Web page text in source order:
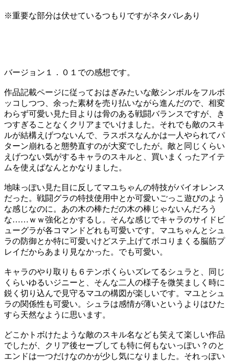
※重要な部分は伏せているつもりですがネタバレあり
バージョン１．０１での感想です。
作品記載ページに従っておはぎみたいな敵シンボルをフルボ
ッコしつつ、余った素材を売り払いながら進んだので、相変
わらず可愛い見た目よりは骨のある戦闘バランスですが、き
つすぎることなくクリアまでいけました。それでも敵のスキ
ルが結構えげつないんで、ラスボスなんかは一人やられてパ
ターン崩れると態勢直すのが大変でしたが。敵と同じくらい
えげつない気がするキャラのスキルと、買いまくったアイテ
ムを使えばなんとかなりました。
地味っぽい見た目に反してマユちゃんの特技がバイオレンス
だった。戦闘グラの特技使用中とか可愛いごっこ遊びのよう
な感じなのに。あの木の棒ただの木の棒じゃないんだろう
な……ｗｗ強化とかするし。そんな感じでキャラのサイドビ
ューグラが各コマンドどれも可愛いです。マユちゃんとシュ
ラの防御とか特に可愛いけどステ上げてボコりまくる脳筋プ
レイだからあまり見なかった。でも可愛い。
キャラのやり取りも６テンポくらいズレてるシュラと、同じ
くらいゆるいジニーと、そんな二人の様子を微笑ましく時に
鋭く切り込んで見守るマユの構図が楽しいです。マユとシュ
ラの関係性も可愛い。シュラは感情が薄いというよりはひた
すら天然なように思います。
どこかトボけたような敵のスキル名なども笑えて楽しい作品
でしたが、クリア後セーブしても特に何もないっぽい？のと
エンドは一つだけなのかが少し気になりました。それっぽい